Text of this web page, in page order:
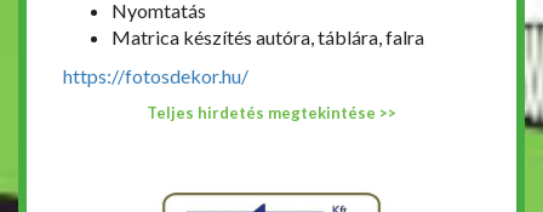
Nyomtatás
Matrica készítés autóra, táblára, falra
https://fotosdekor.hu/
Teljes hirdetés megtekintése >>